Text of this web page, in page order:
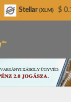
(XLM) $ 0.164579